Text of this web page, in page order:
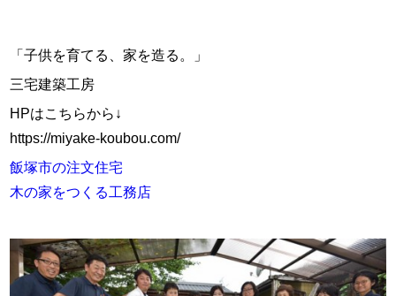
「子供を育てる、家を造る。」
三宅建築工房
HPはこちらから↓
https://miyake-koubou.com/
飯塚市の注文住宅
木の家をつくる工務店